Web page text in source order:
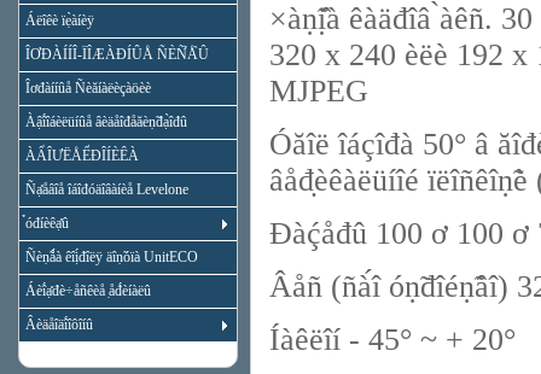
Áëîêè ïẹ̀àíèÿ
ÎƠĐÀÍÍÎ-ÏÎÆÀĐÍÛÅ ÑÈÑ̉Å̀Û
Îơđàííûå Ñèăíàëèçàöèè
Àậî́îáèëüíûå âèäåîđåăèṇ̃đạ̀îđû
ÀẨÎƯËÅỂĐÎÍÈÊÀ
Ñạ̊åâîå îáîđóäîâàíèå Levelone
̉óđíèêạ̊û
Ñèṇ̃ǻà êîị́đîëÿ äîṇ̃óïà UnitECO
Áèî́ạ̊đè÷åñêèå ̣åđ́èíàëû
Âèäåîäî́îôîíû
×àṇ̃ị̂à êàäđîâ ̀àêñ.
320 x 240 èëè 192
MJPEG
Óăîë îáçîđà 50° â
âåđ̣èêàëüíîé ïëîñêîṇ̃è
Đàḉåđû 100 ơ 100 ơ
Âåñ (ñà́î óṇ̃đîéṇ̃âî)
Íàêëîí - 45° ~ + 20°